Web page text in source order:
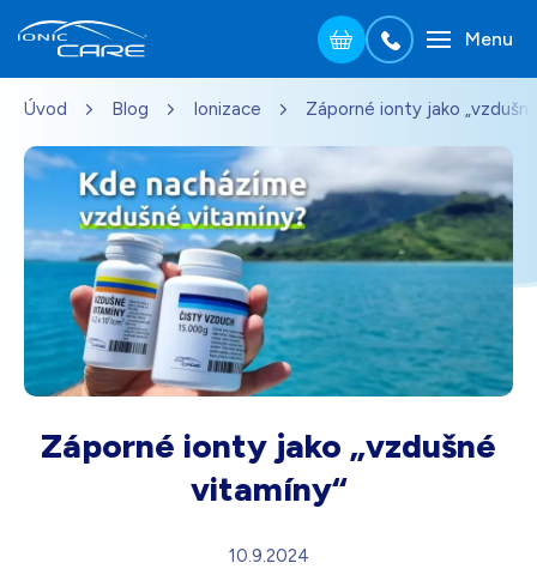
Přejít na hlavní obsah
Menu
Úvod Blog Ionizace Záporné ionty jako
Záporné ionty jako „vzdušné
vitamíny“
10.9.2024
Skladem - doprava zdarma Dárek pro vás při zadání kódu
Dřevo dub 3 990Kč
Skladem - doprava zdarma Dárek pro vás při zadání kódu
Perleťově bílá 3 690Kč
Skladem - doprava zdarma Dárek pro vás při zadání kódu
Skladem - doprava zdarma Dárek pro vás při zadání kódu